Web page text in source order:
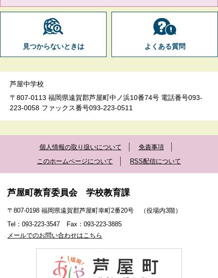
見つからないときは よくある質問
芦屋中学校
〒807-0113 福岡県遠賀郡芦屋町中ノ浜10番74号 電話番号093-
223-0058 ファックス番号093-223-0511
個人情報の取り扱いについて
免責事項
このホームページについて
RSS配信について
芦屋町教育委員会 学校教育課
〒807-0198 福岡県遠賀郡芦屋町幸町2番20号 （役場内3階）
Tel：093-223-3547
Fax：093-223-3885
メールでのお問い合わせはこちら